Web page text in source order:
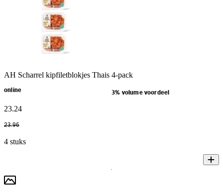
AH Scharrel kipfiletblokjes Thais 4-pack
online 3% volume voordeel
23.24
23.96
4 stuks